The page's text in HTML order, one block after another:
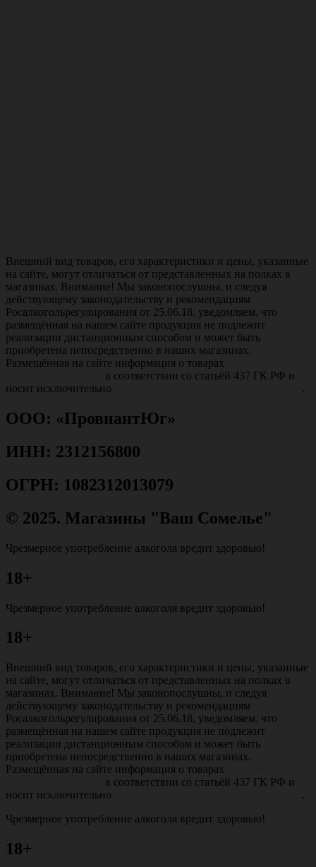
Внешний вид товаров, его характеристики и цены, указанные
на сайте, могут отличаться от представленных на полках в
магазинах. Внимание! Мы законопослушны, и следуя
действующему законодательству и рекомендациям
Росалкогольрегулирования от 25.06.18, уведомляем, что
размещённая на нашем сайте продукция не подлежит
реализации дистанционным способом и может быть
приобретена непосредственно в наших магазинах.
Размещённая на сайте информация о товарах
в соответствии со статьёй 437 ГК РФ и
носит исключительно
.
ООО: «ПровиантЮг»
ИНН: 2312156800
ОГРН: 1082312013079
© 2025. Магазины "Ваш Сомелье"
Чрезмерное употребление алкоголя вредит здоровью!
18+
Чрезмерное употребление алкоголя вредит здоровью!
18+
Внешний вид товаров, его характеристики и цены, указанные
на сайте, могут отличаться от представленных на полках в
магазинах. Внимание! Мы законопослушны, и следуя
действующему законодательству и рекомендациям
Росалкогольрегулирования от 25.06.18, уведомляем, что
размещённая на нашем сайте продукция не подлежит
реализации дистанционным способом и может быть
приобретена непосредственно в наших магазинах.
Размещённая на сайте информация о товарах
в соответствии со статьёй 437 ГК РФ и
носит исключительно
.
Чрезмерное употребление алкоголя вредит здоровью!
18+